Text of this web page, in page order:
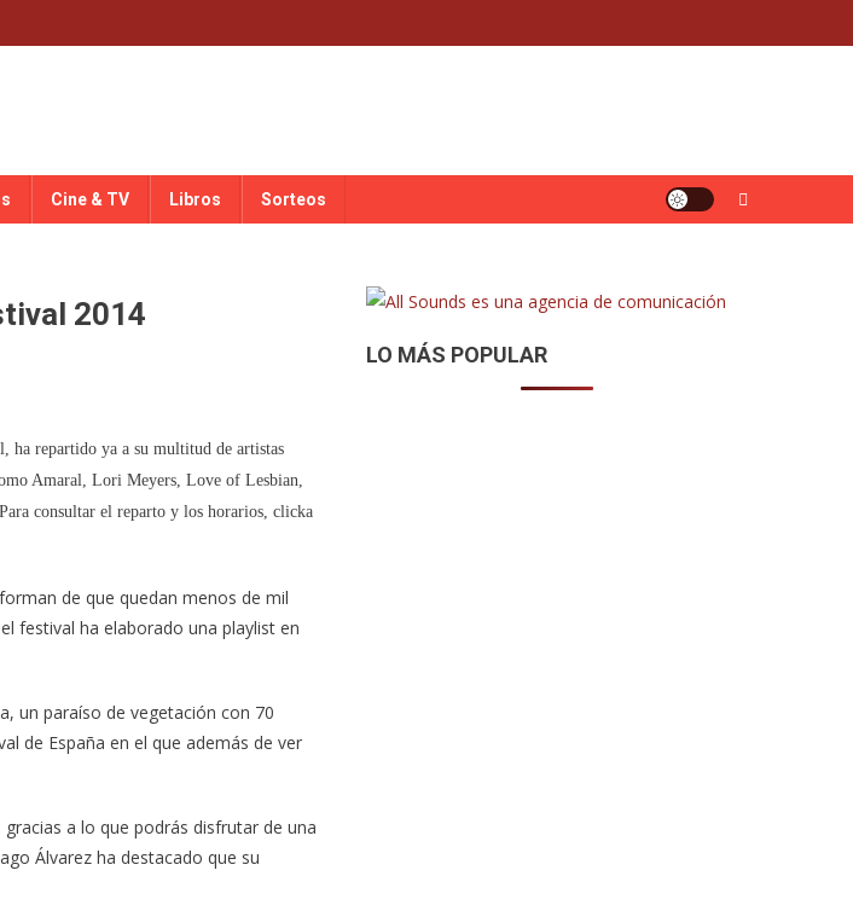
Cine & TV Libros Sorteos
2014
ha repartido ya a su multitud de artistas
Amaral, Lori Meyers, Love of Lesbian,
consultar el reparto y los horarios, clicka
de que quedan menos de mil
festival ha elaborado una playlist en
un paraíso de vegetación con 70
de España en el que además de ver
a lo que podrás disfrutar de una
Álvarez ha destacado que su
LO MÁS POPULAR